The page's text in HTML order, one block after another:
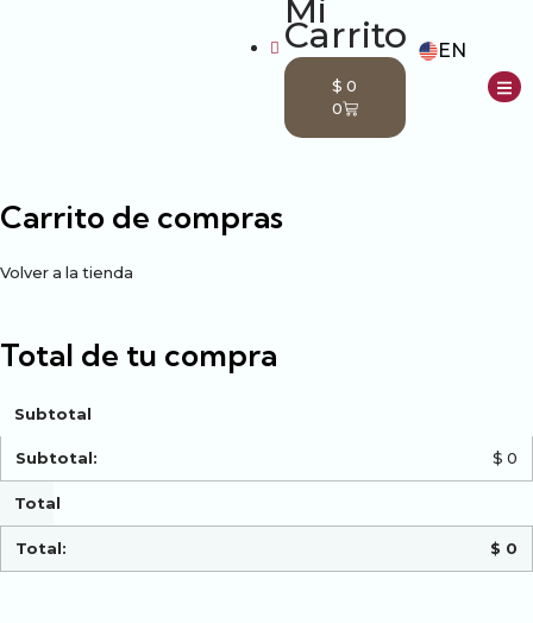
$ 0
0
EN
Carrito de compras
Volver a la tienda
Total de tu compra
Subtotal
$ 0
Total
$ 0